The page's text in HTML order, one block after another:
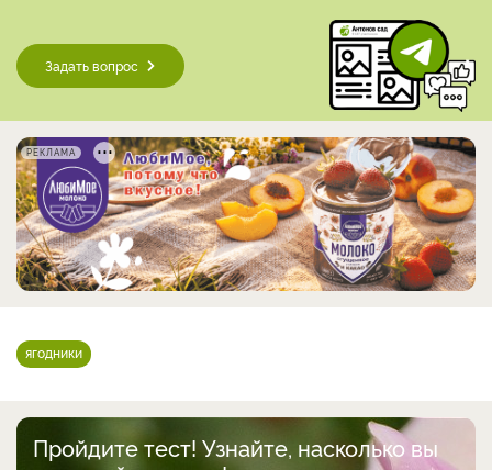
Задать вопрос
РЕКЛАМА
ягодники
Пройдите тест! Узнайте, насколько вы